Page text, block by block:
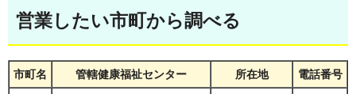
営業したい市町から調べる
市町名 管轄健康福祉センター 所在地 電話番号